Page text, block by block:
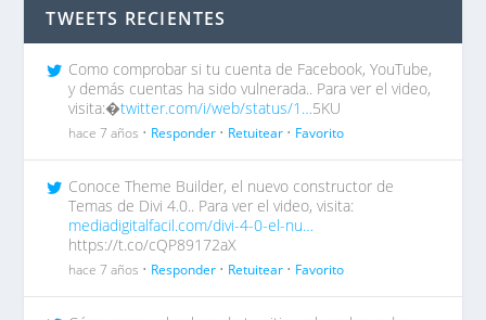
TWEETS RECIENTES
Como comprobar si tu cuenta de Facebook, YouTube,
y demás cuentas ha sido vulnerada.. Para ver el video,
visita:�twitter.com/i/web/status/1…5KU
hace 7 años • Responder • Retuitear • Favorito
Conoce Theme Builder, el nuevo constructor de
Temas de Divi 4.0.. Para ver el video, visita:
mediadigitalfacil.com/divi-4-0-el-nu…
https://t.co/cQP89172aX
hace 7 años • Responder • Retuitear • Favorito